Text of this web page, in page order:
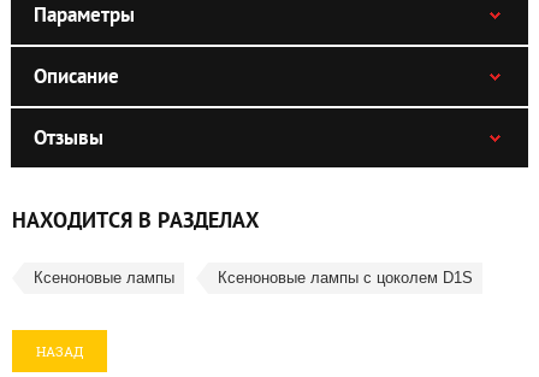
Параметры
Описание
Отзывы
НАХОДИТСЯ В РАЗДЕЛАХ
Ксеноновые лампы Ксеноновые лампы с цоколем D1S
НАЗАД